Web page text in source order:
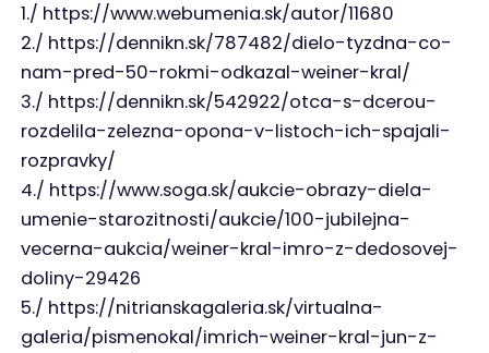
1./ https://www.webumenia.sk/autor/11680
2./ https://dennikn.sk/787482/dielo-tyzdna-co-
nam-pred-50-rokmi-odkazal-weiner-kral/
3./ https://dennikn.sk/542922/otca-s-dcerou-
rozdelila-zelezna-opona-v-listoch-ich-spajali-
rozpravky/
4./ https://www.soga.sk/aukcie-obrazy-diela-
umenie-starozitnosti/aukcie/100-jubilejna-
vecerna-aukcia/weiner-kral-imro-z-dedosovej-
doliny-29426
5./ https://nitrianskagaleria.sk/virtualna-
galeria/pismenokal/imrich-weiner-kral-jun-z-